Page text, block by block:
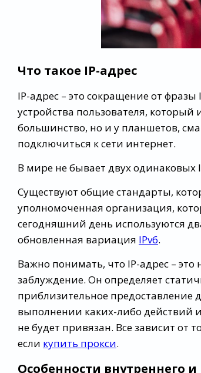
Что такое IP-адрес
IP-адрес – это сокращение от
устройства пользователя,
большинство, но и у планшетов,
подключиться к сети интернет.
В мире не бывает двух одинаковых
Существуют общие стандарты,
уполномоченная организация,
сегодняшний день используются
обновленная вариация IPv6.
Важно понимать, что IP-адрес –
заблуждение. Он определяет
приблизительное предоставление
выполнении каких-либо действий
не будет привязан. Все зависит от
если купить прокси.
Особенности внутреннего